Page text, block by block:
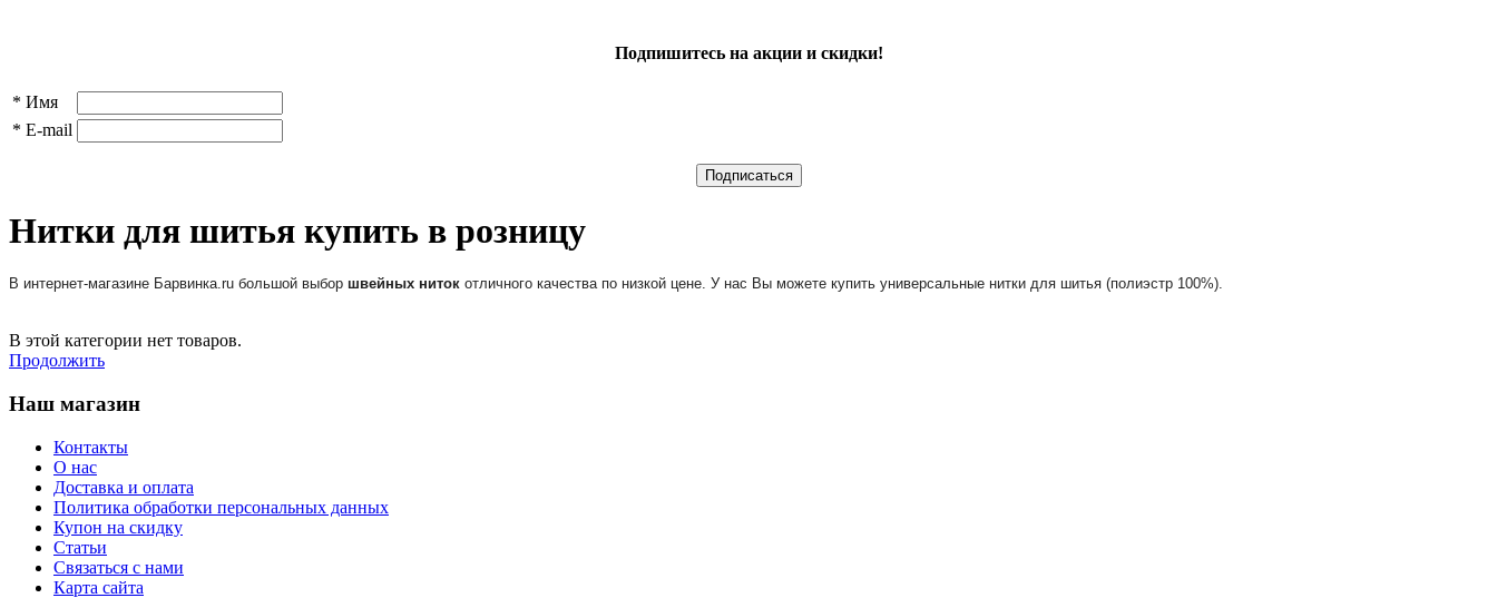
Подпишитесь на акции и скидки!
* Имя
* E-mail
Нитки для шитья купить в розницу
В интернет-магазине Барвинка.ru большой выбор швейных ниток отличного качества по низкой цене. У нас Вы можете купить универсальные нитки для шитья (полиэстр 100%).
В этой категории нет товаров.
Продолжить
Наш магазин
Контакты
О нас
Доставка и оплата
Политика обработки персональных данных
Купон на скидку
Статьи
Связаться с нами
Карта сайта